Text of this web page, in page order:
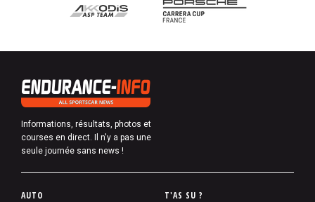
Informations, résultats, photos et
courses en direct. Il n'y a pas une
seule journée sans news !
P
AUTO T'AS SU ?